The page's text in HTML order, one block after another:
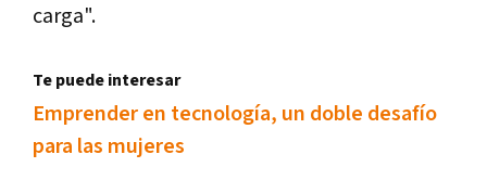
carga".
Te puede interesar
Emprender en tecnología, un doble desafío
para las mujeres